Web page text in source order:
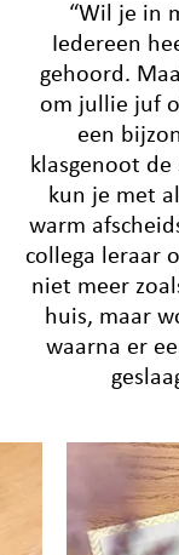
“Wil je in
Iedereen
gehoord.
om jullie juf
een
klasgenoot
kun je met
warm
collega leraar
niet meer
huis, maar
waarna er